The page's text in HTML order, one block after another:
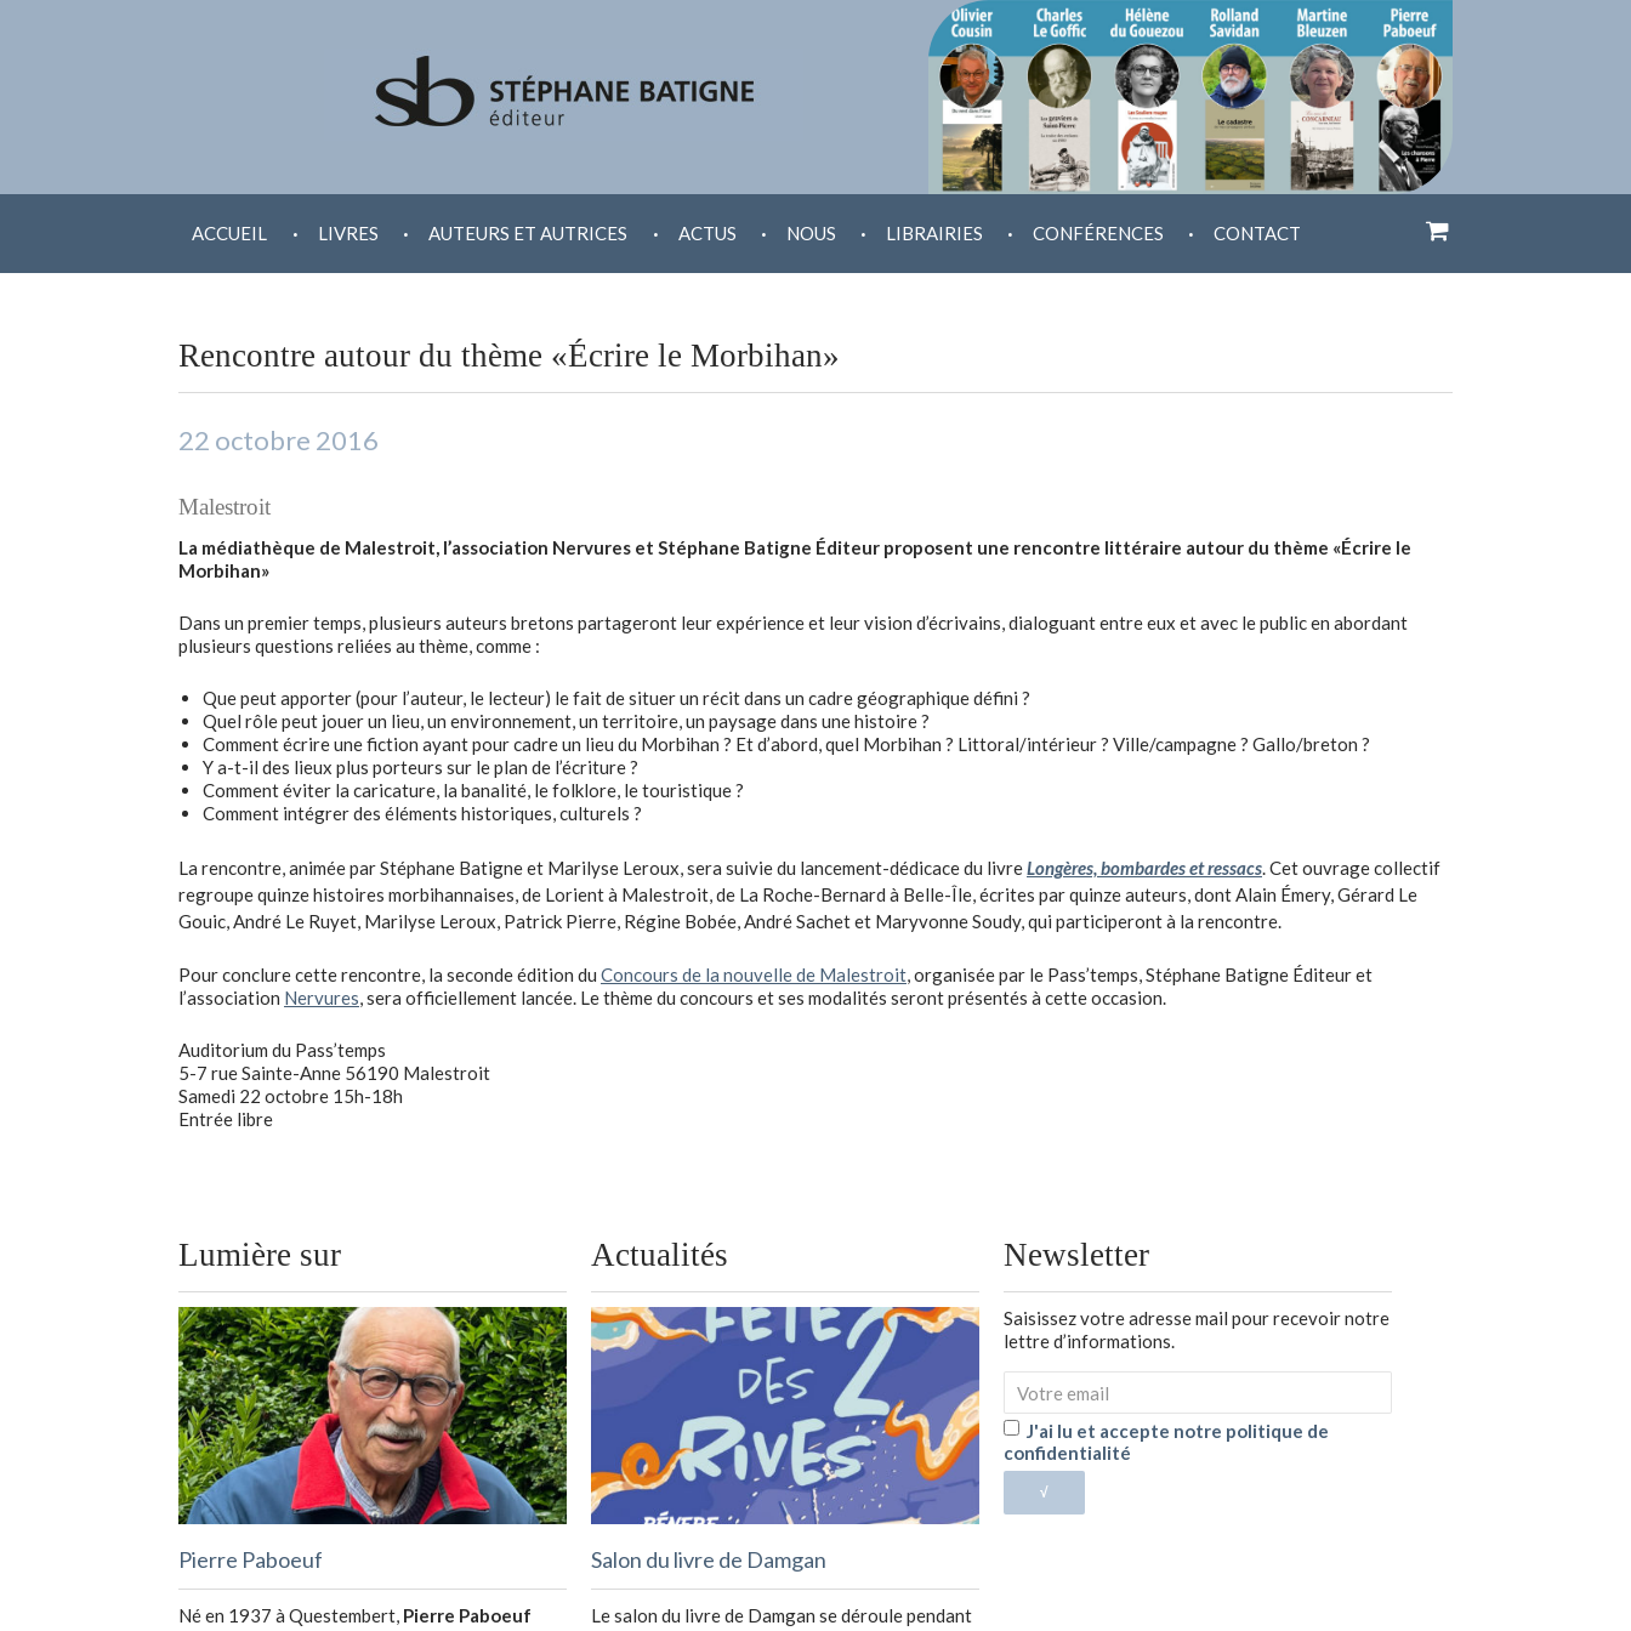
AU
ACCUEIL . LIVRES . AUTEURS ET AUTRICES . ACTUS . NOUS . LIBRAIRIES . CONFÉRENCES . CONTACT
Rencontre autour du thème «Écrire le Morbihan»
22 octobre 2016
Malestroit
La médiathèque de Malestroit, l’association Nervures et Stéphane Batigne Éditeur proposent une rencontre littéraire autour du thème «Écrire le
Morbihan»
Dans un premier temps, plusieurs auteurs bretons partageront leur expérience et leur vision d’écrivains, dialoguant entre eux et avec le public en abordant
plusieurs questions reliées au thème, comme :
Que peut apporter (pour l’auteur, le lecteur) le fait de situer un récit dans un cadre géographique défini ?
Quel rôle peut jouer un lieu, un environnement, un territoire, un paysage dans une histoire ?
Comment écrire une fiction ayant pour cadre un lieu du Morbihan ? Et d’abord, quel Morbihan ? Littoral/intérieur ? Ville/campagne ? Gallo/breton ?
Y a-t-il des lieux plus porteurs sur le plan de l’écriture ?
Comment éviter la caricature, la banalité, le folklore, le touristique ?
Comment intégrer des éléments historiques, culturels ?
La rencontre, animée par Stéphane Batigne et Marilyse Leroux, sera suivie du lancement-dédicace du livreLongères, bombardes et ressacs. Cet ouvrage collectif
regroupe quinze histoires morbihannaises, de Lorient à Malestroit, de La Roche-Bernard à Belle-Île, écrites par quinze auteurs, dont Alain Émery, Gérard Le
Gouic, André Le Ruyet, Marilyse Leroux, Patrick Pierre, Régine Bobée, André Sachet et Maryvonne Soudy, qui participeront à la rencontre.
Pour conclure cette rencontre, la seconde édition du Concours de la nouvelle de Malestroit, organisée par le Pass’temps, Stéphane Batigne Éditeur et
l’association Nervures, sera officiellement lancée. Le thème du concours et ses modalités seront présentés à cette occasion.
Auditorium du Pass’temps
5-7 rue Sainte-Anne 56190 Malestroit
Samedi 22 octobre 15h-18h
Entrée libre
Lumière sur
Pierre Paboeuf
Né en 1937 à Questembert, Pierre Paboeuf
Actualités
Salon du livre de Damgan
Le salon du livre de Damgan se déroule pendant
Newsletter
Saisissez votre adresse mail pour recevoir notre
lettre d’informations.
J'ai lu et accepte notre politique de
confidentialité
√